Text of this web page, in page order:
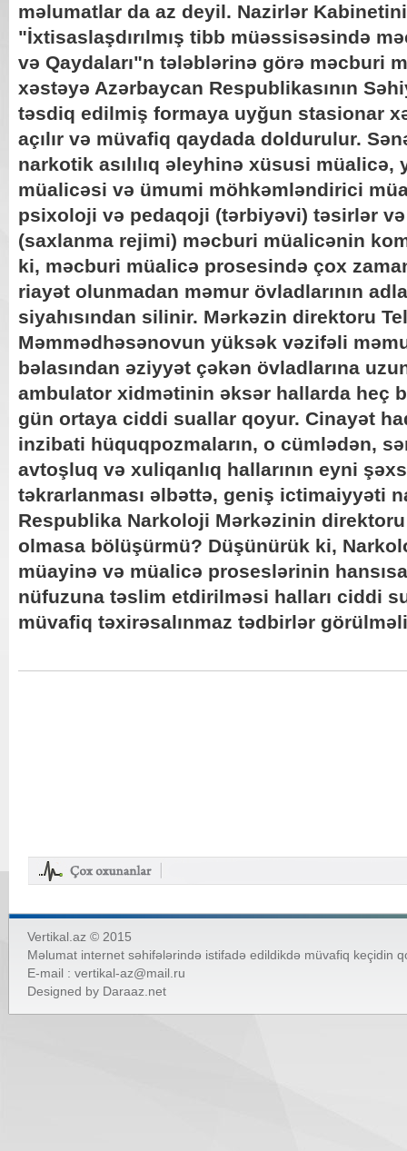
məlumatlar da az deyil. Nazirlər
"İxtisaslaşdırılmış tibb müəssisəsində
və Qaydaları"n tələblərinə görə məcburi
xəstəyə Azərbaycan Respublikasının
təsdiq edilmiş formaya uyğun stasionar
açılır və müvafiq qaydada doldurulur.
narkotik asılılıq əleyhinə xüsusi müalicə,
müalicəsi və ümumi möhkəmləndirici
psixoloji və pedaqoji (tərbiyəvi) təsirlər
(saxlanma rejimi) məcburi müalicənin
ki, məcburi müalicə prosesində çox
riayət olunmadan məmur övladlarının
siyahısından silinir. Mərkəzin direktoru
Məmmədhəsənovun yüksək vəzifəli
bəlasından əziyyət çəkən övladlarına
ambulator xidmətinin əksər hallarda heç
gün ortaya ciddi suallar qoyur. Cinayət
inzibati hüquqpozmaların, o cümlədən,
avtoşluq və xuliqanlıq hallarının eyni
təkrarlanması əlbəttə, geniş ictimaiyyəti
Respublika Narkoloji Mərkəzinin direktoru
olmasa bölüşürmü? Düşünürük ki,
müayinə və müalicə proseslərinin
nüfuzuna təslim etdirilməsi halları ciddi
müvafiq təxirəsalınmaz tədbirlər
Vertikal.az © 2015
Məlumat internet səhifələrində istifadə edildikdə müvafiq keçidin
E-mail : vertikal-az@mail.ru
Designed by Daraaz.net